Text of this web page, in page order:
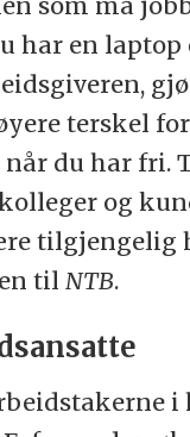
har en
terskel
du har fri.
og
tilgjengelig
til NTB.
i